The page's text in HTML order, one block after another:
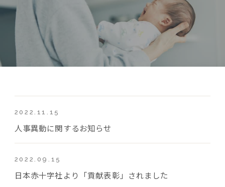
2022.11.15
人事異動に関するお知らせ
2022.09.15
日本赤十字社より「貢献表彰」されました